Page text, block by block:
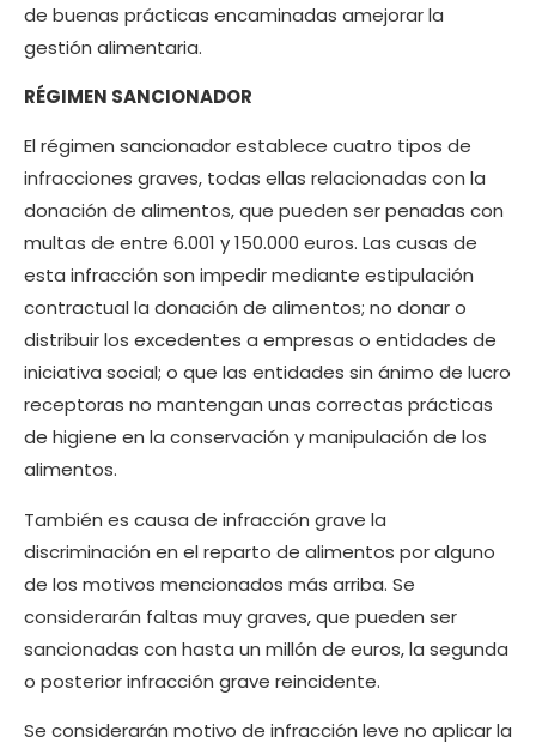
de buenas prácticas encaminadas amejorar la
gestión alimentaria.
RÉGIMEN SANCIONADOR
El régimen sancionador establece cuatro tipos de
infracciones graves, todas ellas relacionadas con la
donación de alimentos, que pueden ser penadas con
multas de entre 6.001 y 150.000 euros. Las cusas de
esta infracción son impedir mediante estipulación
contractual la donación de alimentos; no donar o
distribuir los excedentes a empresas o entidades de
iniciativa social; o que las entidades sin ánimo de lucro
receptoras no mantengan unas correctas prácticas
de higiene en la conservación y manipulación de los
alimentos.
También es causa de infracción grave la
discriminación en el reparto de alimentos por alguno
de los motivos mencionados más arriba. Se
considerarán faltas muy graves, que pueden ser
sancionadas con hasta un millón de euros, la segunda
o posterior infracción grave reincidente.
Se considerarán motivo de infracción leve no aplicar la